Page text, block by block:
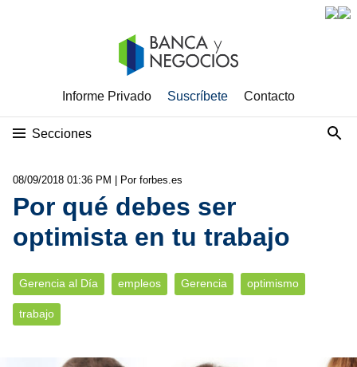
Informe Privado Suscríbete Contacto
Secciones
08/09/2018 01:36 PM | Por forbes.es
Por qué debes ser
optimista en tu trabajo
Gerencia al Día empleos Gerencia optimismo
trabajo